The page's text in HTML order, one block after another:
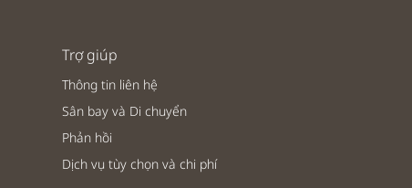
Trợ giúp
Thông tin liên hệ
Sân bay và Di chuyển
Phản hồi
Dịch vụ tùy chọn và chi phí